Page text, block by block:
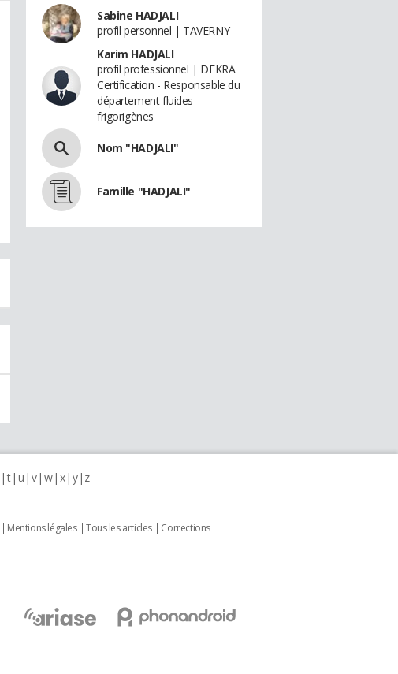
Sabine HADJALI
profil personnel | TAVERNY
Karim HADJALI
profil professionnel | DEKRA
Certification - Responsable du
département fluides
frigorigènes
Nom "HADJALI"
Famille "HADJALI"
t u v w x y z
Mentions légales Tous les articles
Corrections